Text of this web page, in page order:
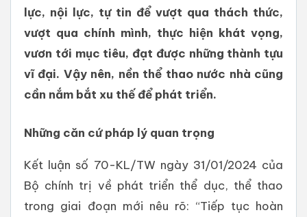
lực, nội lực, tự tin để vượt qua thách thức,
vượt qua chính mình, thực hiện khát vọng,
vươn tới mục tiêu, đạt được những thành tựu
vĩ đại. Vậy nên, nền thể thao nước nhà cũng
cần nắm bắt xu thế để phát triển.
Những căn cứ pháp lý quan trọng
Kết luận số 70-KL/TW ngày 31/01/2024 của
Bộ chính trị về phát triển thể dục, thể thao
trong giai đoạn mới nêu rõ: “Tiếp tục hoàn